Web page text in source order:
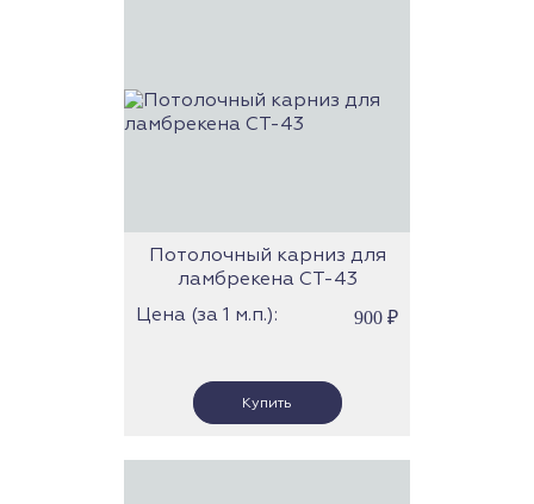
Потолочный карниз для
ламбрекена СТ-43
Цена (за 1 м.п.):
900 ₽